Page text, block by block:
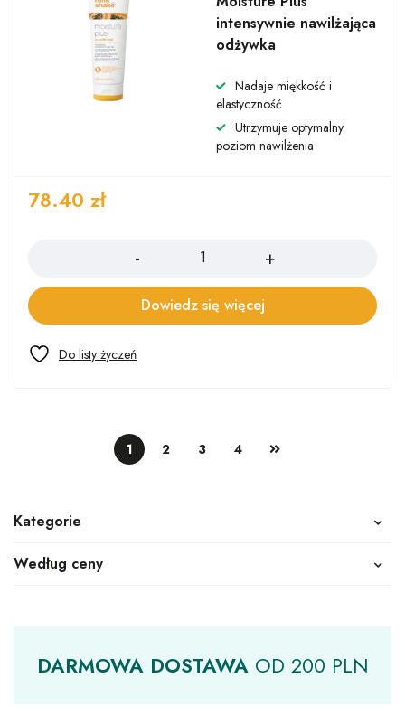
Kategorie
Według ceny
DARMOWA DOSTAWA OD 200 PLN
intensywnie nawilżająca
odżywka
Nadaje miękkość i
elastyczność
Utrzymuje optymalny
poziom nawilżenia
78.40 zł
Dowiedz się więcej
1 2 3 4